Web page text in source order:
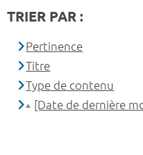
TRIER PAR :
Pertinence
Titre
Type de contenu
[Date de dernière